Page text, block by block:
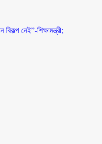
নেই”-শিক্ষামন্ত্রী;